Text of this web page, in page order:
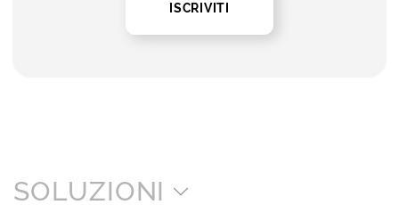
ISCRIVITI
SOLUZIONI